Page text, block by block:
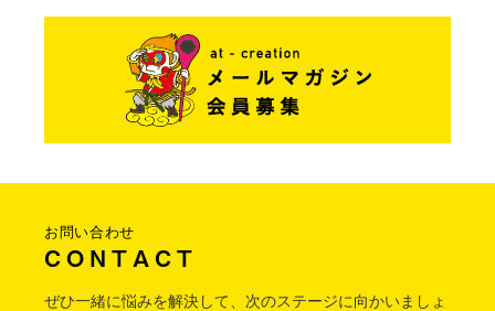
お問い合わせ
C O N T A C T
ぜひ一緒に悩みを解決して、次のステージに向かいましょ